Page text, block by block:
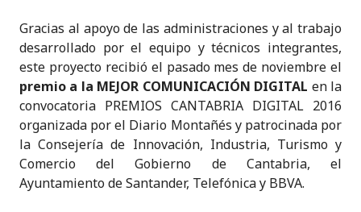
Gracias al apoyo de las administraciones y al trabajo
desarrollado por el equipo y técnicos integrantes,
este proyecto recibió el pasado mes de noviembre el
premio a la MEJOR COMUNICACIÓN DIGITAL en la
convocatoria PREMIOS CANTABRIA DIGITAL 2016
organizada por el Diario Montañés y patrocinada por
la Consejería de Innovación, Industria, Turismo y
Comercio del Gobierno de Cantabria, el
Ayuntamiento de Santander, Telefónica y BBVA.